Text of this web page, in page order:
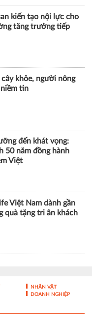
khỏe, người nông
tin
đến khát vọng:
50 năm đồng hành
Việt Nam dành gần
quà tặng tri ân khách
1859- 0772
GP-BTTTT của Bộ